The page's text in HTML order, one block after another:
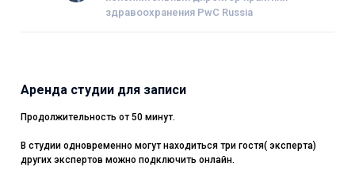
здравоохранения PwC Russia
Аренда студии для записи
Продолжительность от 50 минут.
В студии одновременно могут находиться три гостя( эксперта)
других экспертов можно подключить онлайн.